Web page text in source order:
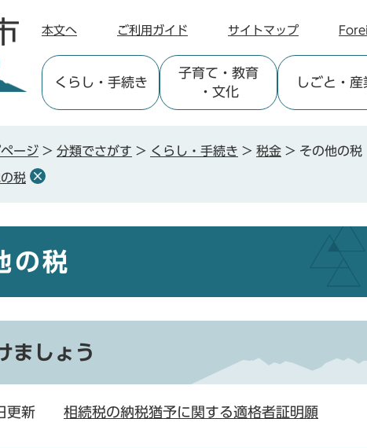
本文へ ご利用ガイド サイトマップ
くらし ・手続き
子育て ・教育
・文化
しごと ・産
ページ > 分類でさがす > くらし・手続き > 税金 > その他の税
税
の税
ましょう
更新 相続税の納税猶予に関する適格者証明願